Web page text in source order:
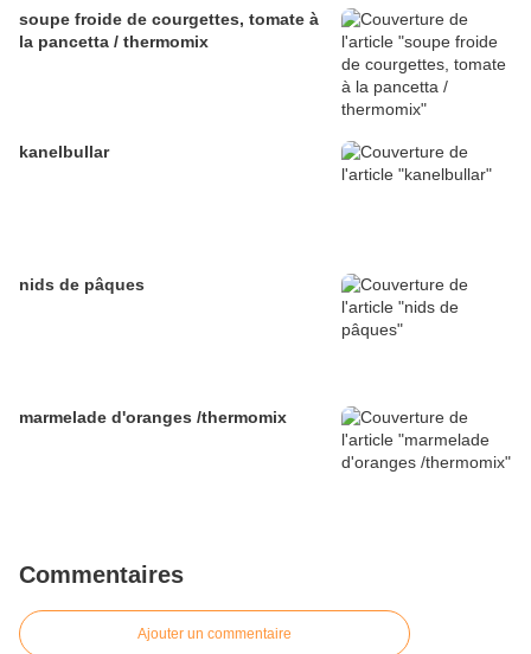
soupe froide de courgettes, tomate à
la pancetta / thermomix
kanelbullar
nids de pâques
marmelade d'oranges /thermomix
Commentaires
Ajouter un commentaire